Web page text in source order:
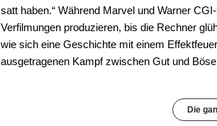
satt haben.“ Während Marvel und Warner
Verfilmungen produzieren, bis die Rechner
wie sich eine Geschichte mit einem
ausgetragenen Kampf zwischen Gut und
Die